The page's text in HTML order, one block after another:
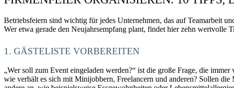
Betriebsfeiern sind wichtig für jedes Unternehmen, das auf Teamarbeit
Wer etwa gerade den Neujahrsempfang plant, findet hier zehn wertvolle
1. GÄSTELISTE VORBEREITEN
„Wer soll zum Event eingeladen werden?“ ist die große Frage, die
wie verhält es sich mit Minijobbern, Freelancern und anderen? Sollen